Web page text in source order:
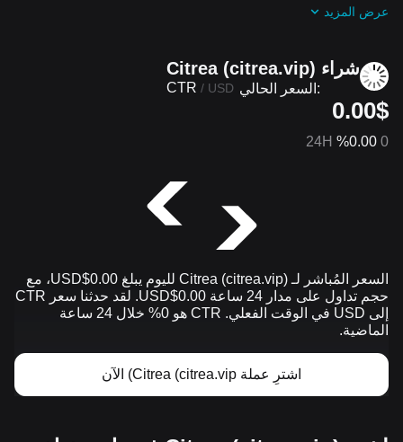
عرض المزيد
شراء Citrea (citrea.vip)
CTR / USD السعر الحالي:
0.00$
0
%0.00
24H
السعر المُباشر لـ Citrea (citrea.vip) لليوم يبلغ 0.00$USD، مع
حجم تداول على مدار 24 ساعة 0.00$USD. لقد حدثنا سعر CTR
إلى USD في الوقت الفعلي. CTR هو 0% خلال 24 ساعة
الماضية.
اشترِ عملة Citrea (citrea.vip) الآن